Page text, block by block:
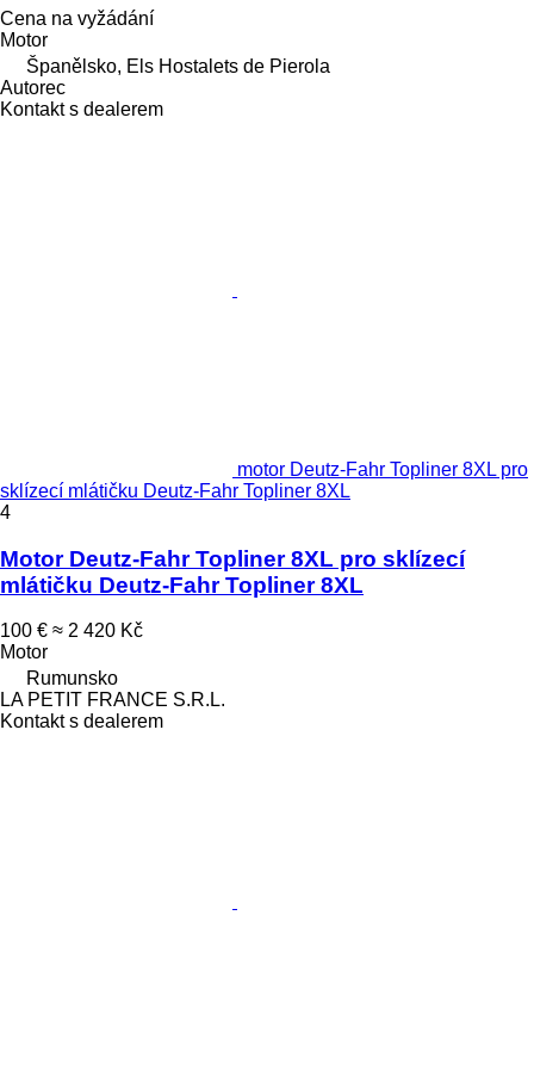
Cena na vyžádání
Motor
Španělsko, Els Hostalets de Pierola
Autorec
Kontakt s dealerem
motor Deutz-Fahr Topliner 8XL pro
sklízecí mlátičku Deutz-Fahr Topliner 8XL
4
Motor Deutz-Fahr Topliner 8XL pro sklízecí
mlátičku Deutz-Fahr Topliner 8XL
100 € ≈ 2 420 Kč
Motor
Rumunsko
LA PETIT FRANCE S.R.L.
Kontakt s dealerem